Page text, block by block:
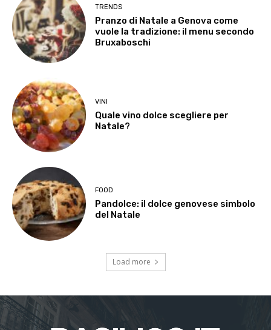
TRENDS
Pranzo di Natale a Genova come
vuole la tradizione: il menu secondo
Bruxaboschi
VINI
Quale vino dolce scegliere per
Natale?
FOOD
Pandolce: il dolce genovese simbolo
del Natale
Load more